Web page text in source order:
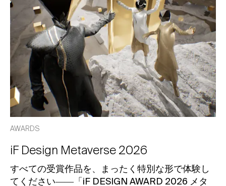
AWARDS
iF Design Metaverse 2026
すべての受賞作品を、まったく特別な形で体験し
てください――「iF DESIGN AWARD 2026 メタ